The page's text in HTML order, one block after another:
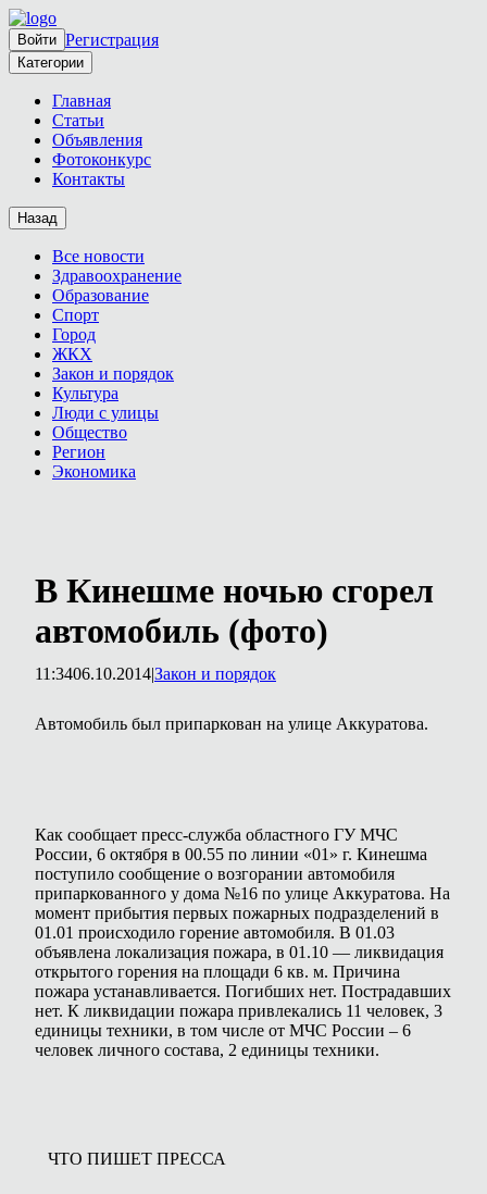
Войти Регистрация
Категории
Главная
Статьи
Объявления
Фотоконкурс
Контакты
Назад
Все новости
Здравоохранение
Образование
Спорт
Город
ЖКХ
Закон и порядок
Культура
Люди с улицы
Общество
Регион
Экономика
В Кинешме ночью сгорел
автомобиль (фото)
11:3406.10.2014|Закон и порядок
Автомобиль был припаркован на улице Аккуратова.
Как сообщает пресс-служба областного ГУ МЧС
России, 6 октября в 00.55 по линии «01» г. Кинешма
поступило сообщение о возгорании автомобиля
припаркованного у дома №16 по улице Аккуратова. На
момент прибытия первых пожарных подразделений в
01.01 происходило горение автомобиля. В 01.03
объявлена локализация пожара, в 01.10 — ликвидация
открытого горения на площади 6 кв. м. Причина
пожара устанавливается. Погибших нет. Пострадавших
нет. К ликвидации пожара привлекались 11 человек, 3
единицы техники, в том числе от МЧС России – 6
человек личного состава, 2 единицы техники.
ЧТО ПИШЕТ ПРЕССА